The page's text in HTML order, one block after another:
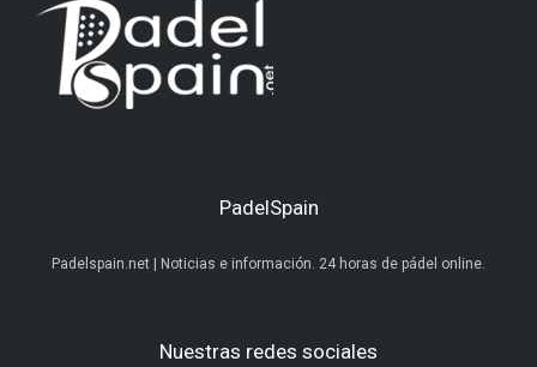
PadelSpain
Padelspain.net | Noticias e información. 24 horas de pádel online.
Nuestras redes sociales